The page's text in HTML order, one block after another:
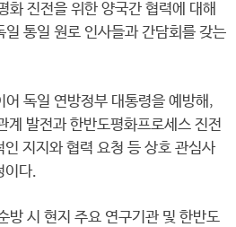
화 진전을 위한 양국간 협력에 대해
통일 원로 인사들과 간담회를 갖는
독일 연방정부 대통령을 예방해,
계 발전과 한반도평화프로세스 진전
지지와 협력 요청 등 상호 관심사
이다.
방 시 현지 주요 연구기관 및 한반도